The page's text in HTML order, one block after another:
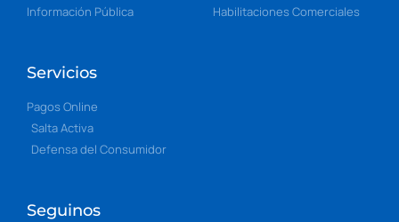
Información Pública
Habilitaciones Comerciales
Servicios
Pagos Online
Salta Activa
Defensa del Consumidor
Seguinos